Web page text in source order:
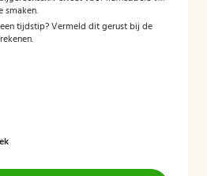
smaken.
tijdstip? Vermeld dit gerust bij de